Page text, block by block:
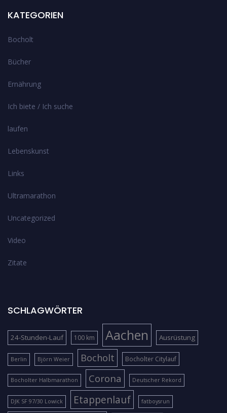
KATEGORIEN
Bocholt
Bücher
Ernährung
Ich biete / Ich suche
laufen
Lebenskunst
Links
Ultramarathon
Uncategorized
Video
Zitate
SCHLAGWÖRTER
24-Stunden-Lauf 100 km Aachen Ausrüstung
Berlin Björn Weier Bocholt Bocholter Citylauf
Bocholter Halbmarathon Corona Deutscher Rekord
DJK SF 97/30 Lowick Etappenlauf fatboysrun